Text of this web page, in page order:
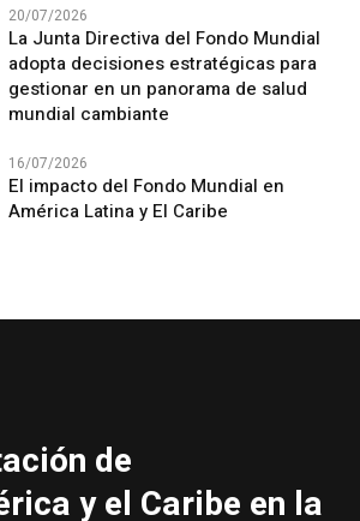
20/07/2026
La Junta Directiva del Fondo Mundial
adopta decisiones estratégicas para
gestionar en un panorama de salud
mundial cambiante
16/07/2026
El impacto del Fondo Mundial en
América Latina y El Caribe
de
y el Caribe en la